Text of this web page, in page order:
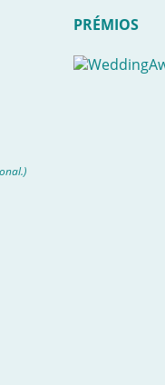
PRÉMIOS